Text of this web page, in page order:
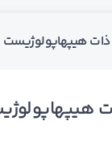
ذات هیپهاپولوژیست